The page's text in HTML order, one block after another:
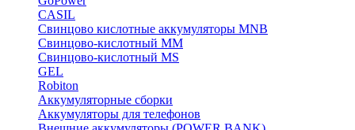
CASIL
Свинцово кислотные аккумуляторы MNB
Cвинцово-кислотный MM
Cвинцово-кислотный MS
GEL
Robiton
Аккумуляторные сборки
Аккумуляторы для телефонов